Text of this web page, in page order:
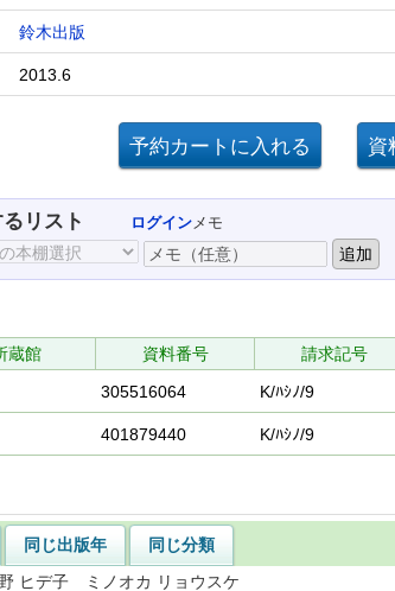
鈴木出版
2013.6
リスト ログインメモ
蔵館 資料番号 請求記号
305516064 K/ﾊｼﾉ/9
401879440 K/ﾊｼﾉ/9
同じ出版年
同じ分類
ヒデ子 ミノオカ リョウスケ